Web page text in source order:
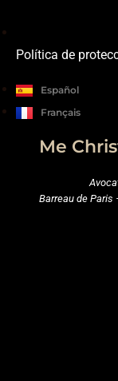
Política de
Español
Français
Me
Barreau de Paris